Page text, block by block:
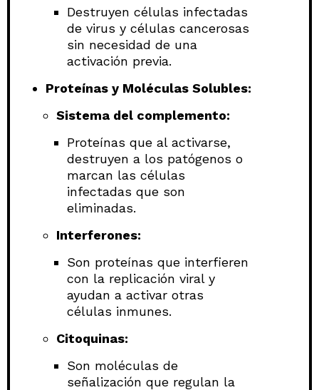
Destruyen células infectadas
de virus y células cancerosas
sin necesidad de una
activación previa.
Proteínas y Moléculas Solubles:
Sistema del complemento:
Proteínas que al activarse,
destruyen a los patógenos o
marcan las células
infectadas que son
eliminadas.
Interferones:
Son proteínas que interfieren
con la replicación viral y
ayudan a activar otras
células inmunes.
Citoquinas:
Son moléculas de
señalización que regulan la